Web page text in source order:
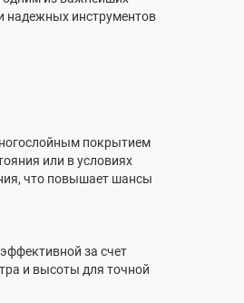
надежных инструментов
покрытием
или в условиях
что повышает шансы
за счет
и высоты для точной